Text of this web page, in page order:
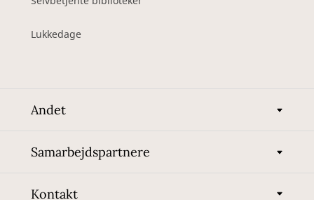
Lukkedage
Andet
Samarbejdspartnere
Kontakt